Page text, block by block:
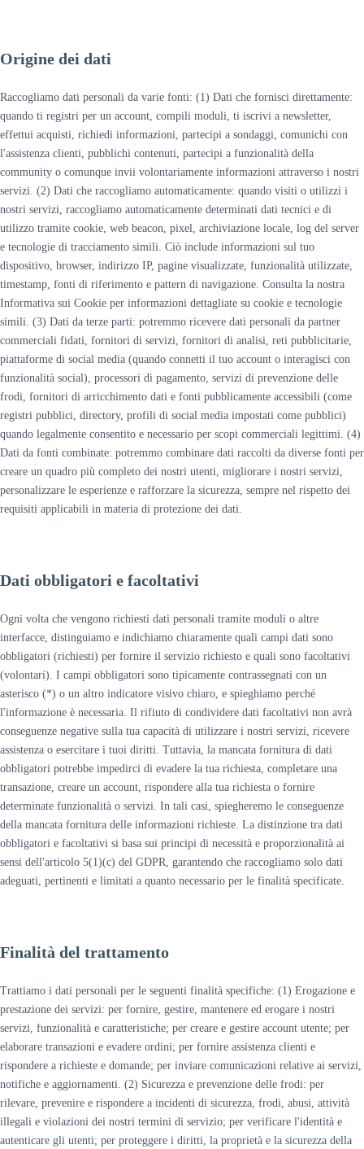
Origine dei dati
Raccogliamo dati personali da varie fonti: (1) Dati che fornisci direttamente:
quando ti registri per un account, compili moduli, ti iscrivi a newsletter,
effettui acquisti, richiedi informazioni, partecipi a sondaggi, comunichi con
l'assistenza clienti, pubblichi contenuti, partecipi a funzionalità della
community o comunque invii volontariamente informazioni attraverso i nostri
servizi. (2) Dati che raccogliamo automaticamente: quando visiti o utilizzi i
nostri servizi, raccogliamo automaticamente determinati dati tecnici e di
utilizzo tramite cookie, web beacon, pixel, archiviazione locale, log del server
e tecnologie di tracciamento simili. Ciò include informazioni sul tuo
dispositivo, browser, indirizzo IP, pagine visualizzate, funzionalità utilizzate,
timestamp, fonti di riferimento e pattern di navigazione. Consulta la nostra
Informativa sui Cookie per informazioni dettagliate su cookie e tecnologie
simili. (3) Dati da terze parti: potremmo ricevere dati personali da partner
commerciali fidati, fornitori di servizi, fornitori di analisi, reti pubblicitarie,
piattaforme di social media (quando connetti il tuo account o interagisci con
funzionalità social), processori di pagamento, servizi di prevenzione delle
frodi, fornitori di arricchimento dati e fonti pubblicamente accessibili (come
registri pubblici, directory, profili di social media impostati come pubblici)
quando legalmente consentito e necessario per scopi commerciali legittimi. (4)
Dati da fonti combinate: potremmo combinare dati raccolti da diverse fonti per
creare un quadro più completo dei nostri utenti, migliorare i nostri servizi,
personalizzare le esperienze e rafforzare la sicurezza, sempre nel rispetto dei
requisiti applicabili in materia di protezione dei dati.
Dati obbligatori e facoltativi
Ogni volta che vengono richiesti dati personali tramite moduli o altre
interfacce, distinguiamo e indichiamo chiaramente quali campi dati sono
obbligatori (richiesti) per fornire il servizio richiesto e quali sono facoltativi
(volontari). I campi obbligatori sono tipicamente contrassegnati con un
asterisco (*) o un altro indicatore visivo chiaro, e spieghiamo perché
l'informazione è necessaria. Il rifiuto di condividere dati facoltativi non avrà
conseguenze negative sulla tua capacità di utilizzare i nostri servizi, ricevere
assistenza o esercitare i tuoi diritti. Tuttavia, la mancata fornitura di dati
obbligatori potrebbe impedirci di evadere la tua richiesta, completare una
transazione, creare un account, rispondere alla tua richiesta o fornire
determinate funzionalità o servizi. In tali casi, spiegheremo le conseguenze
della mancata fornitura delle informazioni richieste. La distinzione tra dati
obbligatori e facoltativi si basa sui principi di necessità e proporzionalità ai
sensi dell'articolo 5(1)(c) del GDPR, garantendo che raccogliamo solo dati
adeguati, pertinenti e limitati a quanto necessario per le finalità specificate.
Finalità del trattamento
Trattiamo i dati personali per le seguenti finalità specifiche: (1) Erogazione e
prestazione dei servizi: per fornire, gestire, mantenere ed erogare i nostri
servizi, funzionalità e caratteristiche; per creare e gestire account utente; per
elaborare transazioni e evadere ordini; per fornire assistenza clienti e
rispondere a richieste e domande; per inviare comunicazioni relative ai servizi,
notifiche e aggiornamenti. (2) Sicurezza e prevenzione delle frodi: per
rilevare, prevenire e rispondere a incidenti di sicurezza, frodi, abusi, attività
illegali e violazioni dei nostri termini di servizio; per verificare l'identità e
autenticare gli utenti; per proteggere i diritti, la proprietà e la sicurezza della